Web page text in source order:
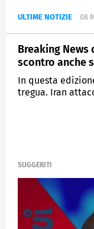
ULTIME NOTIZIE 08
Breaking News
scontro anche
In questa
tregua. Iran
locali. Chiuse le
MEDIASET
SUGGERITI